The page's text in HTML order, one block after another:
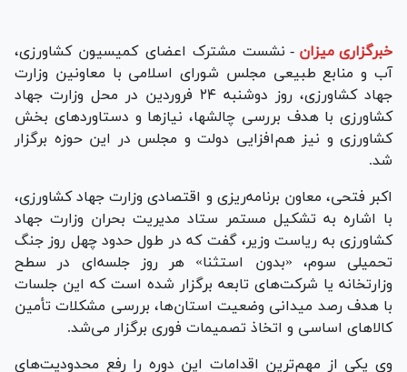
خبرگزاری میزان - نشست مشترک اعضای کمیسیون کشاورزی،
آب و منابع طبیعی مجلس شورای اسلامی با معاونین وزارت
جهاد کشاورزی، روز دوشنبه ۲۴ فروردین در محل وزارت جهاد
کشاورزی با هدف بررسی چالشها، نیاز‌ها و دستاورد‌های بخش
کشاورزی و نیز هم‌افزایی دولت و مجلس در این حوزه برگزار
شد.
اکبر فتحی، معاون برنامه‌ریزی و اقتصادی وزارت جهاد کشاورزی،
با اشاره به تشکیل مستمر ستاد مدیریت بحران وزارت جهاد
کشاورزی به ریاست وزیر، گفت که در طول حدود چهل روز جنگ
تحمیلی سوم، «بدون استثنا» هر روز جلسه‌ای در سطح
وزارتخانه یا شرکت‌های تابعه برگزار شده است که این جلسات
با هدف رصد میدانی وضعیت استان‌ها، بررسی مشکلات تأمین
کالا‌های اساسی و اتخاذ تصمیمات فوری برگزار می‌شد.
وی یکی از مهم‌ترین اقدامات این دوره را رفع محدودیت‌های